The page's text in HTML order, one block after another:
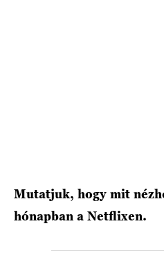
Mutatjuk, hogy mit
hónapban a Netflixen.